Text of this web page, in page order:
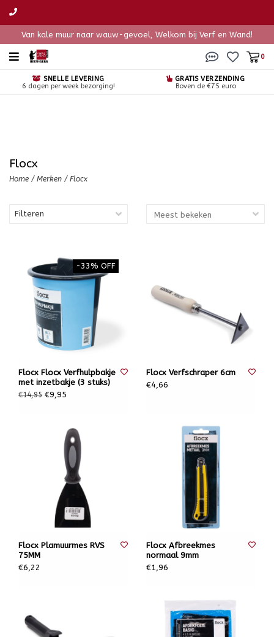
Van kale muur naar wauw-gevoel, Welkom bij Verf en Wand!
0
SNELLE LEVERING
6 dagen per week bezorging!
GRATIS VERZENDING
Boven de €75 euro
Flocx
Home / Merken / Flocx
Filteren
-33% OFF
Flocx Flocx Verfhulpbakje
met inzetbakje (3 stuks)
€14,95 €9,95
Flocx Verfschraper 6cm
€4,66
Flocx Plamuurmes RVS
75MM
€6,22
Flocx Afbreekmes
normaal 9mm
€1,96